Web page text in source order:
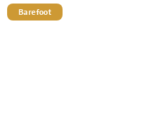
Barefoot